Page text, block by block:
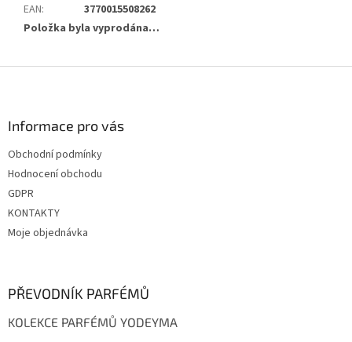
EAN:
3770015508262
Položka byla vyprodána…
Informace pro vás
Obchodní podmínky
Hodnocení obchodu
GDPR
KONTAKTY
Moje objednávka
PŘEVODNÍK PARFÉMŮ
KOLEKCE PARFÉMŮ YODEYMA